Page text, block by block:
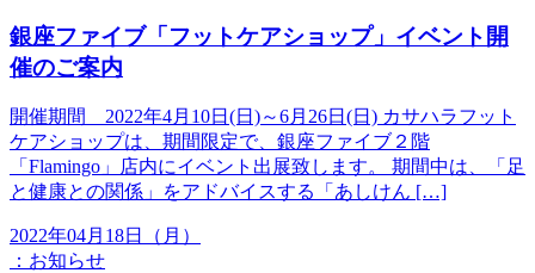
銀座ファイブ「フットケアショップ」イベント開
催のご案内
開催期間 2022年4月10日(日)～6月26日(日) カサハラフット
ケアショップは、期間限定で、銀座ファイブ２階
「Flamingo」店内にイベント出展致します。 期間中は、「足
と健康との関係」をアドバイスする「あしけん […]
2022年04月18日（月）
： お知らせ